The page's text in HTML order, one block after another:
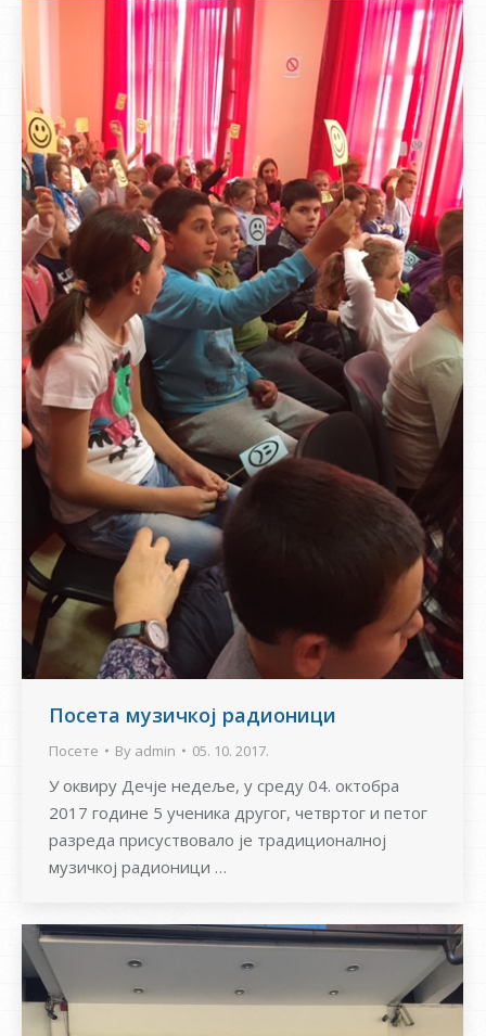
Посета музичкој радионици
Посете By admin 05. 10. 2017.
У оквиру Дечје недеље, у среду 04. октобра
2017 године 5 ученика другог, четвртог и петог
разреда присуствовало је традиционалној
музичкој радионици …